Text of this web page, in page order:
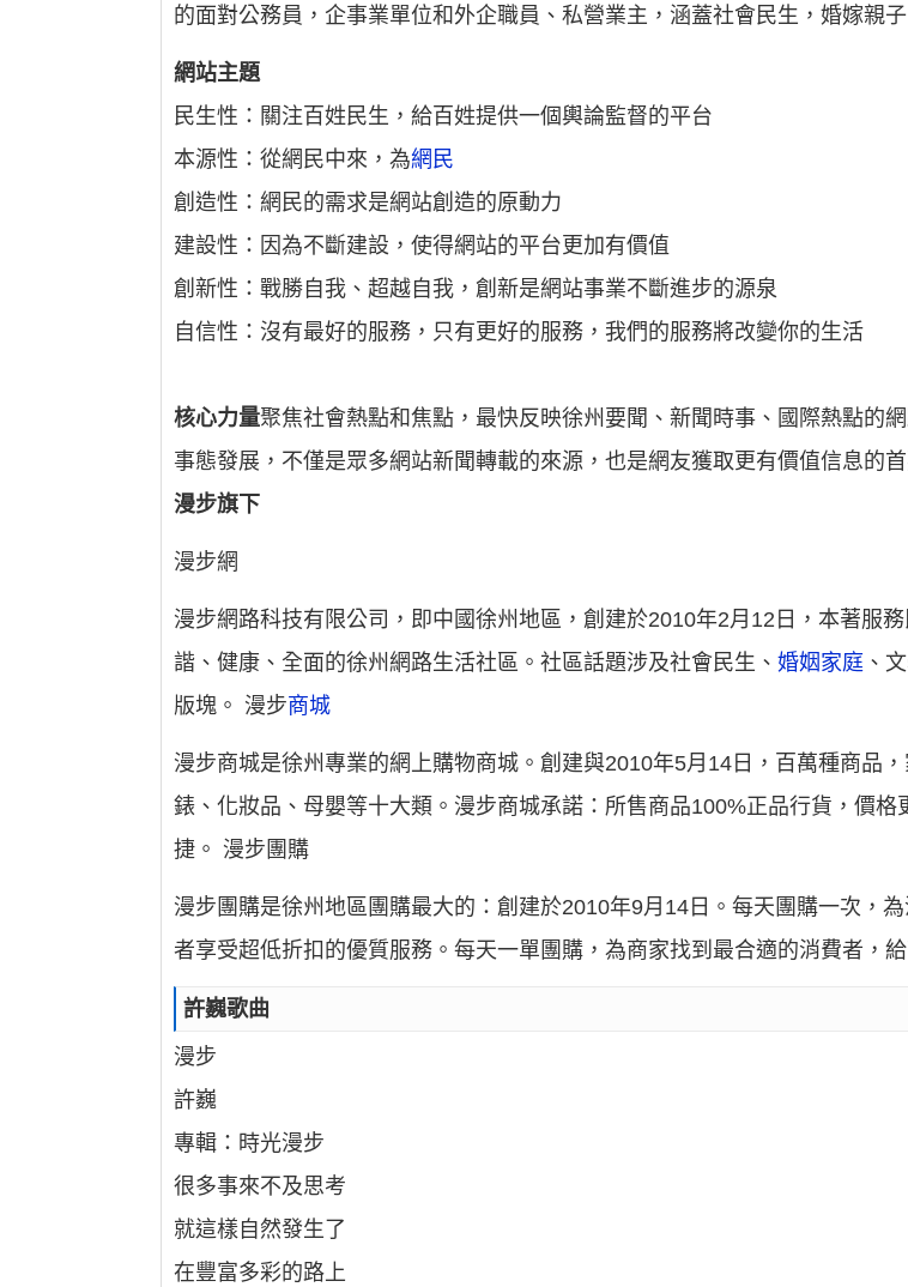
的面對公務員，企事業單位和外企職員、私營業主，涵蓋社會民生，婚嫁親
網站主題
民生性：關注百姓民生，給百姓提供一個輿論監督的平台
本源性：從網民中來，為網民
創造性：網民的需求是網站創造的原動力
建設性：因為不斷建設，使得網站的平台更加有價值
創新性：戰勝自我、超越自我，創新是網站事業不斷進步的源泉
自信性：沒有最好的服務，只有更好的服務，我們的服務將改變你的生活
核心力量聚焦社會熱點和焦點，最快反映徐州要聞、新聞時事、國際熱點的
事態發展，不僅是眾多網站新聞轉載的來源，也是網友獲取更有價值信息的
漫步旗下
漫步網
漫步網路科技有限公司，即中國徐州地區，創建於2010年2月12日，本著服
諧、健康、全面的徐州網路生活社區。社區話題涉及社會民生、婚姻家庭 、
版塊。 漫步商城
漫步商城是徐州專業的網上購物商城。創建與2010年5月14日，百萬種商品
錶、化妝品、母嬰等十大類。漫步商城承諾：所售商品100%正品行貨，價
捷。 漫步團購
漫步團購是徐州地區團購最大的：創建於2010年9月14日。每天團購一次，
者享受超低折扣的優質服務。每天一單團購，為商家找到最合適的消費者，
許巍歌曲
漫步
許巍
專輯：時光漫步
很多事來不及思考
就這樣自然發生了
在豐富多彩的路上